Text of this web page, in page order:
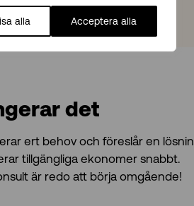
alla Acceptera alla
det
ert behov och föreslår en
tillgängliga ekonomer snabbt.
är redo att börja omgående!